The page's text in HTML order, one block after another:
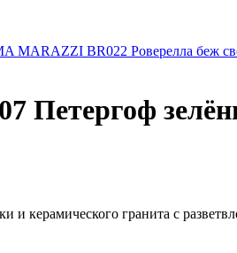
MARAZZI BR022 Роверелла беж
Петергоф
и керамического гранита с